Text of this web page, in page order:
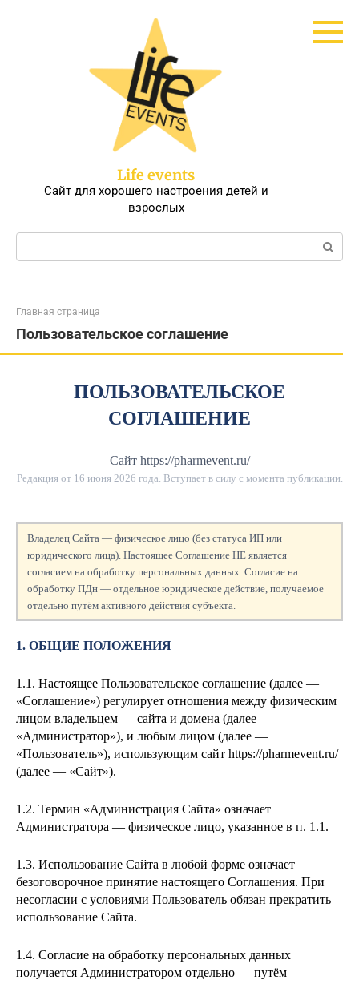
Life events
Сайт для хорошего настроения детей и
взрослых
Поиск:
Главная страница
Пользовательское соглашение
ПОЛЬЗОВАТЕЛЬСКОЕ
СОГЛАШЕНИЕ
Сайт https://pharmevent.ru/
Редакция от 16 июня 2026 года. Вступает в силу с момента публикации.
Владелец Сайта — физическое лицо (без статуса ИП или
юридического лица). Настоящее Соглашение НЕ является
согласием на обработку персональных данных. Согласие на
обработку ПДн — отдельное юридическое действие, получаемое
отдельно путём активного действия субъекта.
1. ОБЩИЕ ПОЛОЖЕНИЯ
1.1. Настоящее Пользовательское соглашение (далее —
«Соглашение») регулирует отношения между физическим
лицом владельцем — сайта и домена (далее —
«Администратор»), и любым лицом (далее —
«Пользователь»), использующим сайт https://pharmevent.ru/
(далее — «Сайт»).
1.2. Термин «Администрация Сайта» означает
Администратора — физическое лицо, указанное в п. 1.1.
1.3. Использование Сайта в любой форме означает
безоговорочное принятие настоящего Соглашения. При
несогласии с условиями Пользователь обязан прекратить
использование Сайта.
1.4. Согласие на обработку персональных данных
получается Администратором отдельно — путём